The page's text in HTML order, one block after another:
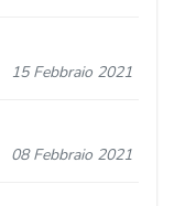
15 Febbraio 2021
08 Febbraio 2021